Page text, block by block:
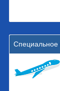
Специальное